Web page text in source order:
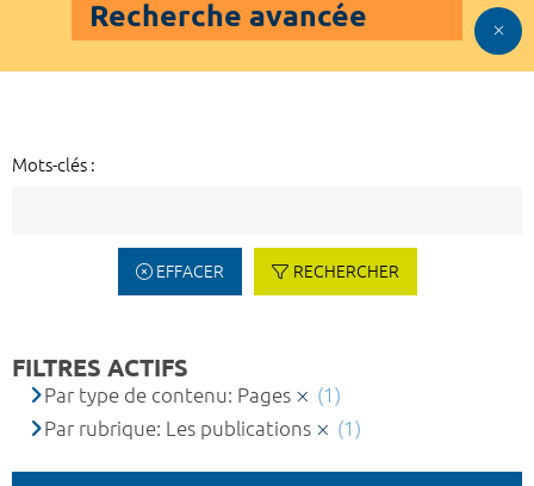
Recherche avancée
Mots-clés :
EFFACER RECHERCHER
FILTRES ACTIFS
Par type de contenu: Pages
(1)
Par rubrique: Les publications
(1)